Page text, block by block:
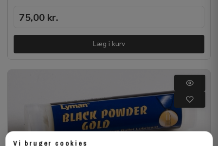
75,00 kr.
Læg i kurv
Vi bruger cookies